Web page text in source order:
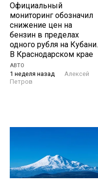
Официальный
мониторинг обозначил
снижение цен на
бензин в пределах
одного рубля на Кубани.
В Краснодарском крае
АВТО
1 неделя назад
Алексей
Петров